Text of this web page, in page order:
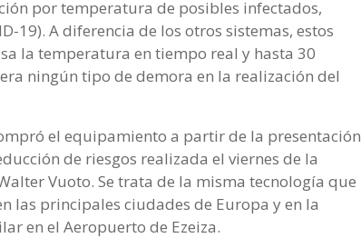
por temperatura de posibles infectados,
19). A diferencia de los otros sistemas, estos
la temperatura en tiempo real y hasta 30
ningún tipo de demora en la realización del
el equipamiento a partir de la presentación
de riesgos realizada el viernes de la
Vuoto. Se trata de la misma tecnología que
las principales ciudades de Europa y en la
en el Aeropuerto de Ezeiza.